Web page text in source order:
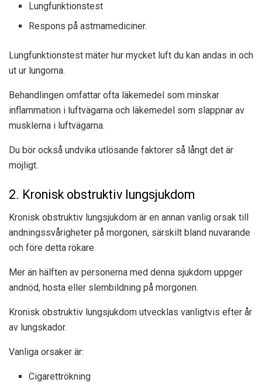
Lungfunktionstest
Respons på astmamediciner.
Lungfunktionstest mäter hur mycket luft du kan andas in och
ut ur lungorna.
Behandlingen omfattar ofta läkemedel som minskar
inflammation i luftvägarna och läkemedel som slappnar av
musklerna i luftvägarna.
Du bör också undvika utlösande faktorer så långt det är
möjligt.
2. Kronisk obstruktiv lungsjukdom
Kronisk obstruktiv lungsjukdom är en annan vanlig orsak till
andningssvårigheter på morgonen, särskilt bland nuvarande
och före detta rökare.
Mer än hälften av personerna med denna sjukdom uppger
andnöd, hosta eller slembildning på morgonen.
Kronisk obstruktiv lungsjukdom utvecklas vanligtvis efter år
av lungskador.
Vanliga orsaker är:
Cigarettrökning